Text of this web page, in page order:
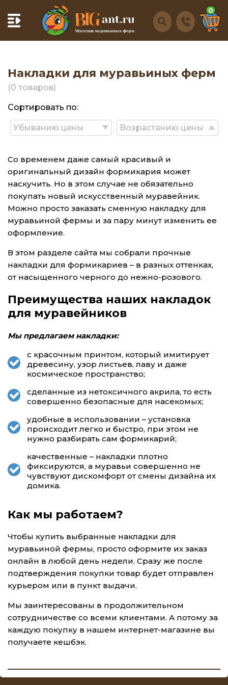
0
Накладки для муравьиных ферм
(0 товаров)
Сортировать по:
Убыванию цены Возрастанию цены
Со временем даже самый красивый и
оригинальный дизайн формикария может
наскучить. Но в этом случае не обязательно
покупать новый искусственный муравейник.
Можно просто заказать сменную накладку для
муравьиной фермы и за пару минут изменить ее
оформление.
В этом разделе сайта мы собрали прочные
накладки для формикариев – в разных оттенках,
от насыщенного черного до нежно-розового.
Преимущества наших накладок
для муравейников
Мы предлагаем накладки:
с красочным принтом, который имитирует
древесину, узор листьев, лаву и даже
космическое пространство;
сделанные из нетоксичного акрила, то есть
совершенно безопасные для насекомых;
удобные в использовании – установка
происходит легко и быстро, при этом не
нужно разбирать сам формикарий;
качественные – накладки плотно
фиксируются, а муравьи совершенно не
чувствуют дискомфорт от смены дизайна их
домика.
Как мы работаем?
Чтобы купить выбранные накладки для
муравьиной фермы, просто оформите их заказ
онлайн в любой день недели. Сразу же после
подтверждения покупки товар будет отправлен
курьером или в пункт выдачи.
Мы заинтересованы в продолжительном
сотрудничестве со всеми клиентами. А потому за
каждую покупку в нашем интернет-магазине вы
получаете кешбэк.